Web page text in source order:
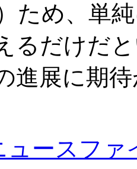
ため、単
るだけだ
進展に期
ュースファ